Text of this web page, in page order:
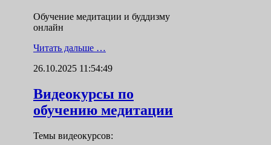
Обучение медитации и буддизму
онлайн
Читать дальше …
26.10.2025 11:54:49
Видеокурсы по
обучению медитации
Темы видеокурсов: